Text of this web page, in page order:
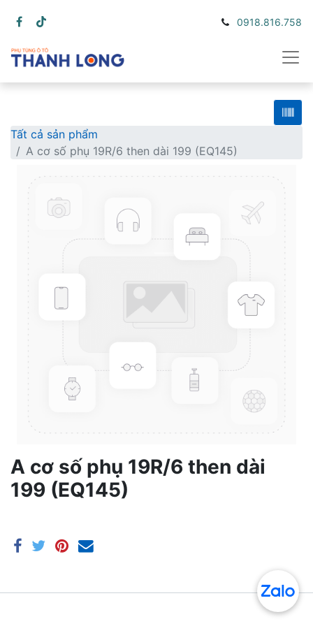
0918.816.758
Tất cả sản phẩm
A cơ số phụ 19R/6 then dài 199 (EQ145)
A cơ số phụ 19R/6 then dài
199 (EQ145)